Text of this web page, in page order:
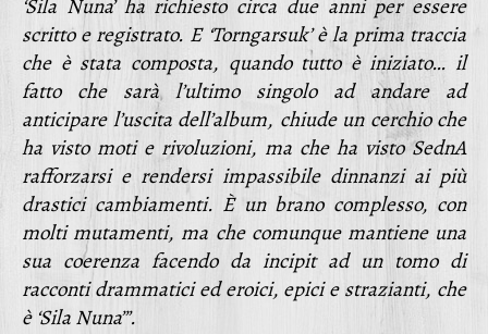
‘Sila Nuna’ ha richiesto circa due anni per essere
scritto e registrato. E ‘Torngarsuk’ è la prima traccia
che è stata composta, quando tutto è iniziato… il
fatto che sarà l’ultimo singolo ad andare ad
anticipare l’uscita dell’album, chiude un cerchio che
ha visto moti e rivoluzioni, ma che ha visto SednA
rafforzarsi e rendersi impassibile dinnanzi ai più
drastici cambiamenti. È un brano complesso, con
molti mutamenti, ma che comunque mantiene una
sua coerenza facendo da incipit ad un tomo di
racconti drammatici ed eroici, epici e strazianti, che
è ‘Sila Nuna’”.